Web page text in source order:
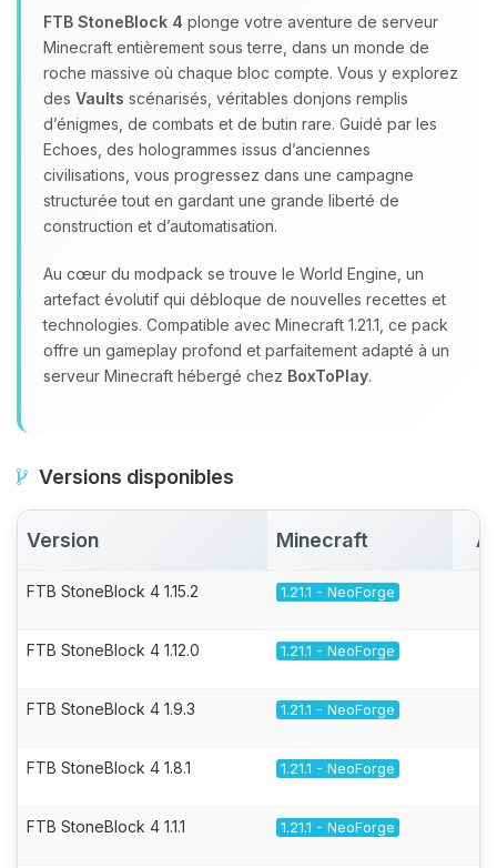
FTB StoneBlock 4 plonge votre aventure de serveur
Minecraft entièrement sous terre, dans un monde de
roche massive où chaque bloc compte. Vous y explorez
des Vaults scénarisés, véritables donjons remplis
d’énigmes, de combats et de butin rare. Guidé par les
Echoes, des hologrammes issus d’anciennes
civilisations, vous progressez dans une campagne
structurée tout en gardant une grande liberté de
construction et d’automatisation.
Au cœur du modpack se trouve le World Engine, un
artefact évolutif qui débloque de nouvelles recettes et
technologies. Compatible avec Minecraft 1.21.1, ce pack
offre un gameplay profond et parfaitement adapté à un
serveur Minecraft hébergé chez BoxToPlay.
Versions disponibles
Version Minecraft
FTB StoneBlock 4 1.15.2 1.21.1 - NeoForge
FTB StoneBlock 4 1.12.0 1.21.1 - NeoForge
FTB StoneBlock 4 1.9.3 1.21.1 - NeoForge
FTB StoneBlock 4 1.8.1 1.21.1 - NeoForge
FTB StoneBlock 4 1.1.1 1.21.1 - NeoForge